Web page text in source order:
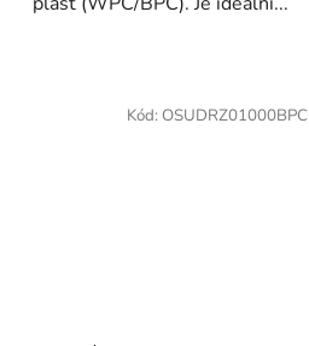
Kód: OSUDRZ01000BPC